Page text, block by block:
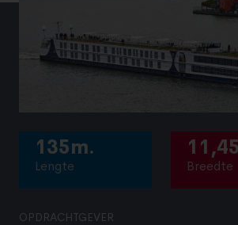
135m.
Lengte Breedte
OPDRACHTGEVER